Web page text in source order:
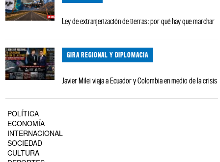
Ley de extranjerización de tierras: por qué hay que marchar
GIRA REGIONAL Y DIPLOMACIA
Javier Milei viaja a Ecuador y Colombia en medio de la crisis
POLÍTICA
ECONOMÍA
INTERNACIONAL
SOCIEDAD
CULTURA